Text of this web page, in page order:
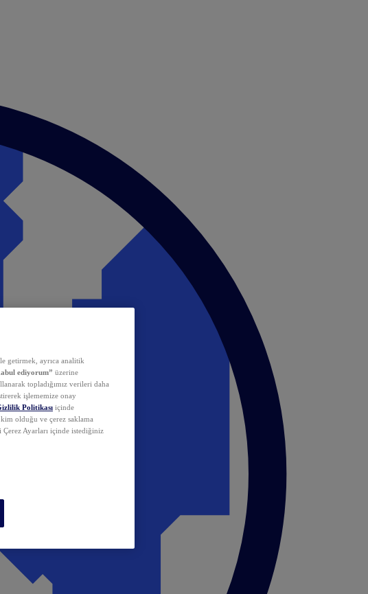
getirmek, ayrıca analitik
ediyorum” üzerine
topladığımız verileri daha
işlememize onay
Politikası içinde
kim olduğu ve çerez saklama
Ayarları içinde istediğiniz